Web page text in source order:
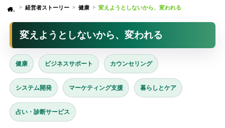
Home 経営者ストーリー 健康 変えようとしないから、変われる
変えようとしないから、変われる
健康 ビジネスサポート カウンセリング
システム開発 マーケティング支援 暮らしとケア
占い・診断サービス